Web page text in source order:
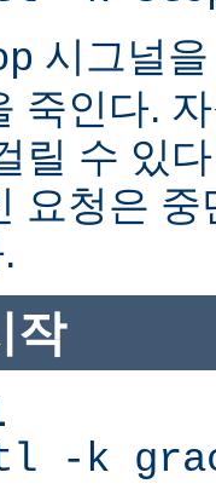
시그널
죽인다.
릴 수 있
요청은
작
-k